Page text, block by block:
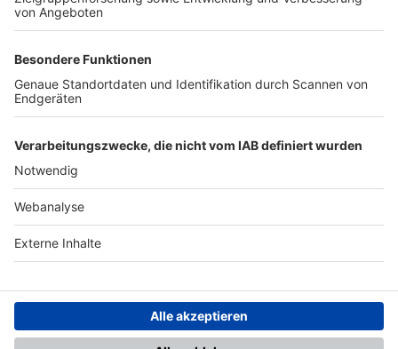
TOP-PARTNER
Nutzungsbedingungen Datenschutz Impressum